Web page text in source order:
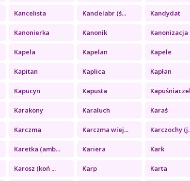
Kancelista Kandelabr (ś... Kandydat
Kanonierka Kanonik Kanonizacja
Kapela Kapelan Kapele
Kapitan Kaplica Kapłan
Kapucyn Kapusta
Karakony Karaluch Karaś
Karczma Karczma wiej... Karczochy
Karetka (amb... Kariera Kark
Karosz (koń ... Karp Karta